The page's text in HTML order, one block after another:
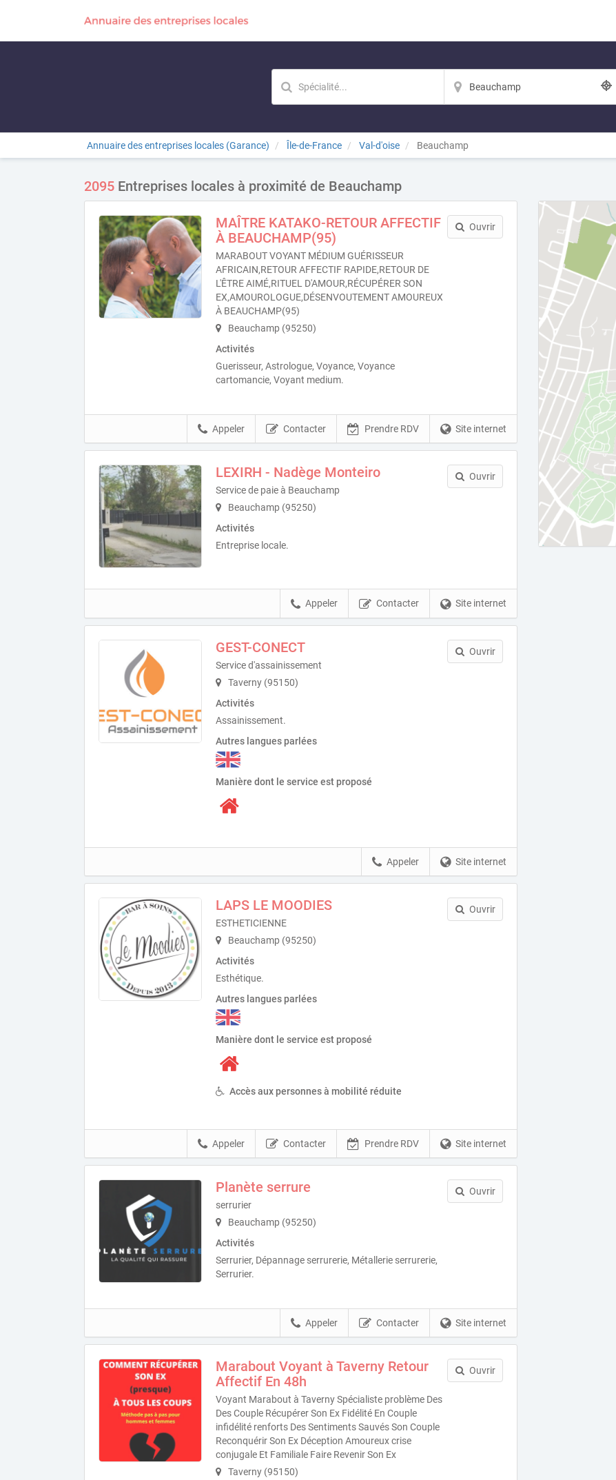
Annuaire des entreprises locales (Garance) Île-de-France Val-d'oise Beauchamp
2095 Entreprises locales à proximité de Beauchamp
MAÎTRE KATAKO-RETOUR AFFECTIF
À BEAUCHAMP(95)
MARABOUT VOYANT MÉDIUM GUÉRISSEUR
AFRICAIN,RETOUR AFFECTIF RAPIDE,RETOUR DE
L'ÊTRE AIMÉ,RITUEL D'AMOUR,RÉCUPÉRER SON
EX,AMOUROLOGUE,DÉSENVOUTEMENT AMOUREUX
À BEAUCHAMP(95)
Beauchamp (95250)
Activités
Guerisseur, Astrologue, Voyance, Voyance
cartomancie, Voyant medium.
Ouvrir
Site internet
Prendre RDV
Contacter
Appeler
LEXIRH - Nadège Monteiro
Service de paie à Beauchamp
Beauchamp (95250)
Activités
Entreprise locale.
Ouvrir
Site internet
Contacter
Appeler
GEST-CONECT
Service d'assainissement
Taverny (95150)
Activités
Assainissement.
Autres langues parlées
Manière dont le service est proposé
Ouvrir
Site internet
Appeler
LAPS LE MOODIES
ESTHETICIENNE
Beauchamp (95250)
Activités
Esthétique.
Autres langues parlées
Manière dont le service est proposé
Accès aux personnes à mobilité réduite
Ouvrir
Site internet
Prendre RDV
Contacter
Appeler
Planète serrure
serrurier
Beauchamp (95250)
Activités
Serrurier, Dépannage serrurerie, Métallerie serrurerie,
Serrurier.
Ouvrir
Site internet
Contacter
Appeler
Marabout Voyant à Taverny Retour
Affectif En 48h
Voyant Marabout à Taverny Spécialiste problème Des
Des Couple Récupérer Son Ex Fidélité En Couple
infidélité renforts Des Sentiments Sauvés Son Couple
Reconquérir Son Ex Déception Amoureux crise
conjugale Et Familiale Faire Revenir Son Ex
Taverny (95150)
Ouvrir